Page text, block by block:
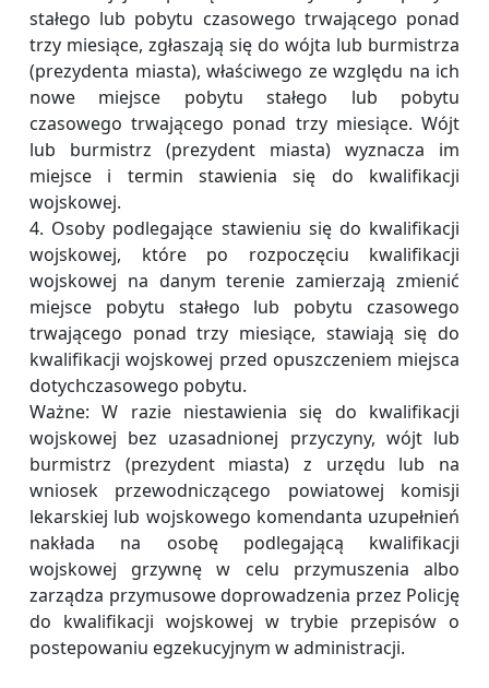
stałego lub pobytu czasowego trwającego ponad
trzy miesiące, zgłaszają się do wójta lub burmistrza
(prezydenta miasta), właściwego ze względu na ich
nowe miejsce pobytu stałego lub pobytu
czasowego trwającego ponad trzy miesiące. Wójt
lub burmistrz (prezydent miasta) wyznacza im
miejsce i termin stawienia się do kwalifikacji
wojskowej.
4. Osoby podlegające stawieniu się do kwalifikacji
wojskowej, które po rozpoczęciu kwalifikacji
wojskowej na danym terenie zamierzają zmienić
miejsce pobytu stałego lub pobytu czasowego
trwającego ponad trzy miesiące, stawiają się do
kwalifikacji wojskowej przed opuszczeniem miejsca
dotychczasowego pobytu.
Ważne: W razie niestawienia się do kwalifikacji
wojskowej bez uzasadnionej przyczyny, wójt lub
burmistrz (prezydent miasta) z urzędu lub na
wniosek przewodniczącego powiatowej komisji
lekarskiej lub wojskowego komendanta uzupełnień
nakłada na osobę podlegającą kwalifikacji
wojskowej grzywnę w celu przymuszenia albo
zarządza przymusowe doprowadzenia przez Policję
do kwalifikacji wojskowej w trybie przepisów o
postepowaniu egzekucyjnym w administracji.